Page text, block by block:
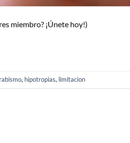
miembro? ¡Únete hoy!)
, hipotropias, limitacion